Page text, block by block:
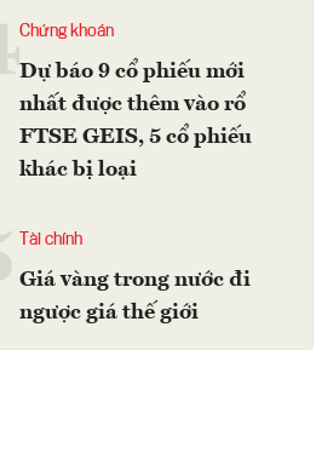
4Chứng khoán
Dự báo 9 cổ phiếu mới
nhất được thêm vào rổ
FTSE GEIS, 5 cổ phiếu
khác bị loại
Tài chính
Giá vàng trong nước đi
ngược giá thế giới